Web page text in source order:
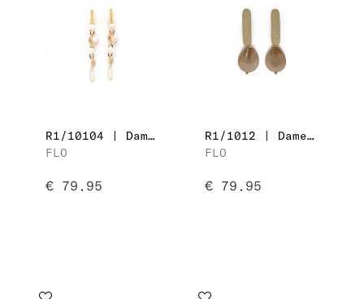
R1/10104 | Dames Oorbellen
FLO
€ 79.95
R1/1012 | Dames Oorbellen
FLO
€ 79.95